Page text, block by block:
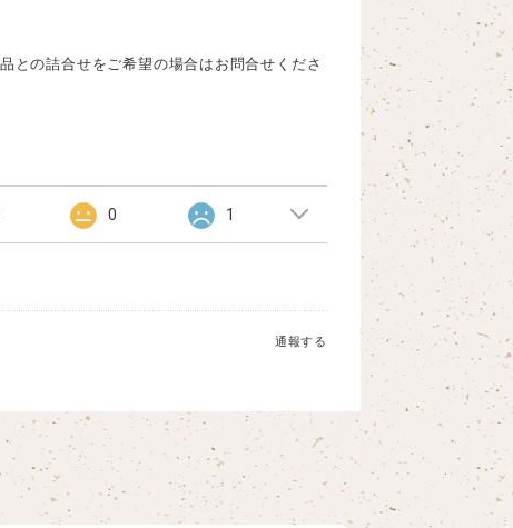
との詰合せをご希望の場合はお問合せくださ
0 1
通報する